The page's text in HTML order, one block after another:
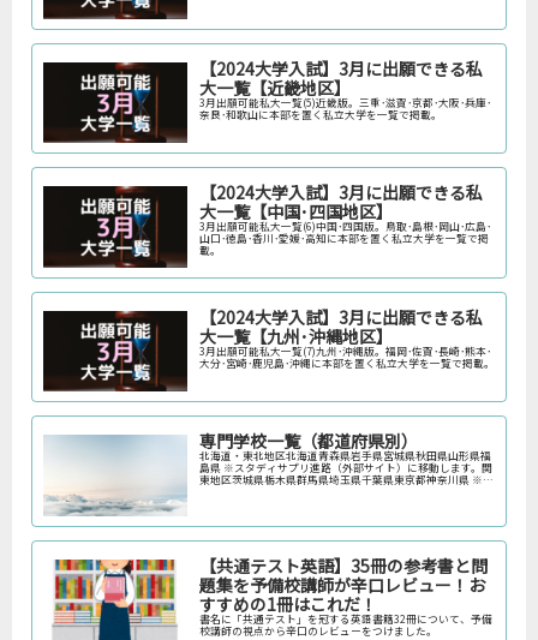
【2024大学入試】3月に出願できる私
大一覧【近畿地区】
3月出願可能私大一覧(5)近畿版。三重･滋賀･京都･大阪･兵庫･
奈良･和歌山に本部を置く私立大学を一覧で掲載。
【2024大学入試】3月に出願できる私
大一覧【中国･四国地区】
3月出願可能私大一覧(6)中国･四国版。鳥取･島根･岡山･広島･
山口･徳島･香川･愛媛･高知に本部を置く私立大学を一覧で掲
載。
【2024大学入試】3月に出願できる私
大一覧【九州･沖縄地区】
3月出願可能私大一覧(7)九州･沖縄版。福岡･佐賀･長崎･熊本･
大分･宮崎･鹿児島･沖縄に本部を置く私立大学を一覧で掲載。
専門学校一覧（都道府県別）
北海道・東北地区北海道青森県岩手県宮城県秋田県山形県福
島県 ※スタディサプリ進路（外部サイト）に移動します。関
東地区茨城県栃木県群馬県埼玉県千葉県東京都神奈川県 ※ス
【共通テスト英語】35冊の参考書と問
題集を予備校講師が辛口レビュー！お
すすめの1冊はこれだ！
書名に「共通テスト」を冠する英語書籍32冊について、予備
校講師の視点から辛口のレビューをつけました。